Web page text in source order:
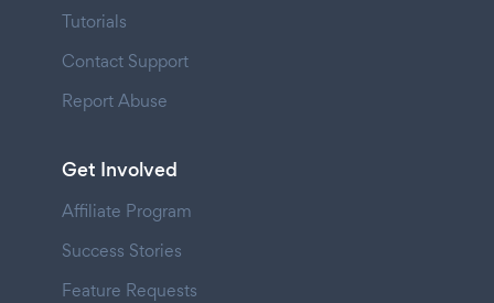
Tutorials
Contact Support
Report Abuse
Get Involved
Affiliate Program
Success Stories
Feature Requests